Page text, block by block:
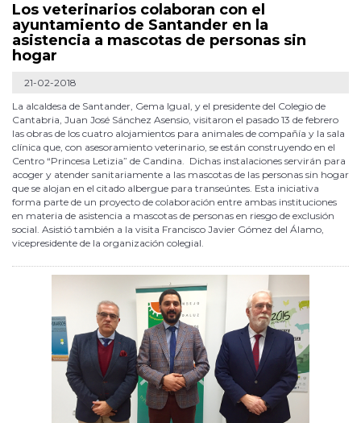
Los veterinarios colaboran con el
ayuntamiento de Santander en la
asistencia a mascotas de personas sin
hogar
21-02-2018
La alcaldesa de Santander, Gema Igual, y el presidente del Colegio de
Cantabria, Juan José Sánchez Asensio, visitaron el pasado 13 de febrero
las obras de los cuatro alojamientos para animales de compañía y la sala
clínica que, con asesoramiento veterinario, se están construyendo en el
Centro “Princesa Letizia” de Candina. Dichas instalaciones servirán para
acoger y atender sanitariamente a las mascotas de las personas sin hogar
que se alojan en el citado albergue para transeúntes. Esta iniciativa
forma parte de un proyecto de colaboración entre ambas instituciones
en materia de asistencia a mascotas de personas en riesgo de exclusión
social. Asistió también a la visita Francisco Javier Gómez del Álamo,
vicepresidente de la organización colegial.